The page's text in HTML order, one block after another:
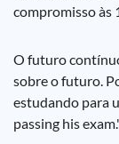
compromisso às
O futuro
sobre o futuro.
estudando para
passing his